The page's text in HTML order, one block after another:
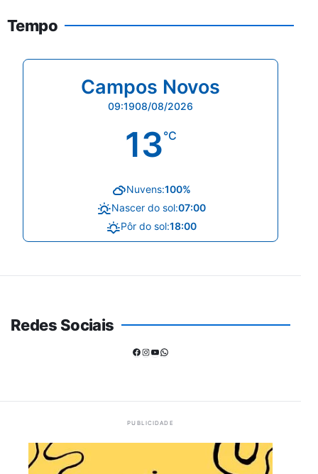
Tempo
Campos Novos
09:1908/08/2026
13°C
Nuvens:100%
Nascer do sol:07:00
Pôr do sol:18:00
Redes Sociais
Facebook
Instagram
Youtube
WhatsApp
PUBLICIDADE